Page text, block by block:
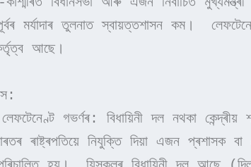
মৰ্যাদাৰ তুলনাত স্বায়ত্তশাসন কম।
আছে।
গভৰ্ণৰ: বিধায়িনী দল নথকা কেন্দ্ৰীয়
ৰাষ্ট্ৰপতিয়ে নিযুক্তি দিয়া এজন প্ৰশাসক বা